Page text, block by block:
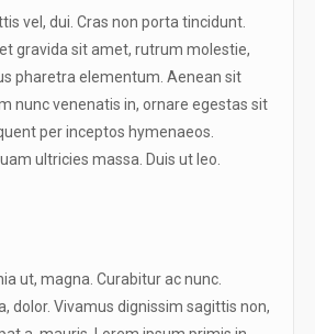
vel, dui. Cras non porta tincidunt.
gravida sit amet, rutrum molestie,
pharetra elementum. Aenean sit
nunc venenatis in, ornare egestas sit
per inceptos hymenaeos.
ultricies massa. Duis ut leo.
ut, magna. Curabitur ac nunc.
dolor. Vivamus dignissim sagittis non,